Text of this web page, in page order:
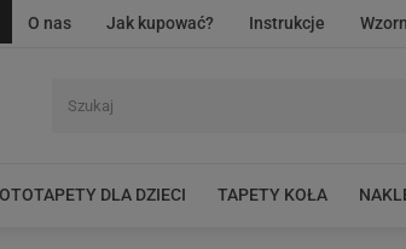
O nas Jak kupować? Instrukcje
DLA DZIECI TAPETY KOŁA